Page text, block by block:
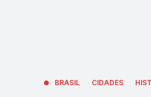
BRASIL CIDADES